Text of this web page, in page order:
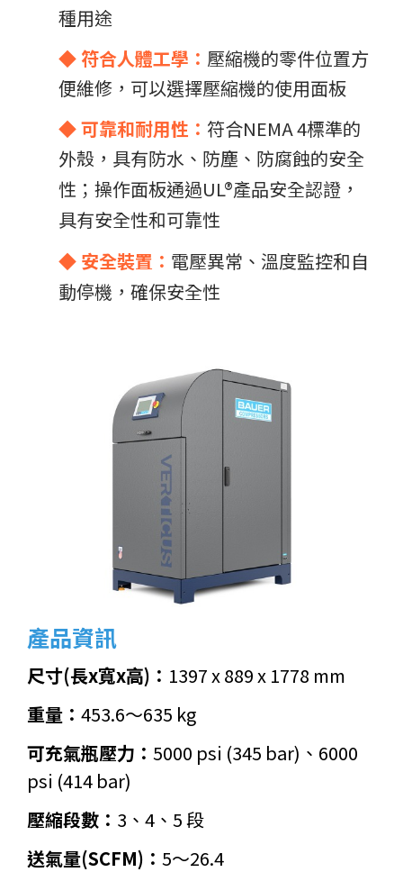
種用途
◆ 符合人體工學： 壓縮機的零件位置方
便維修，可以選擇壓縮機的使用面板
◆可靠和耐用性： 符合NEMA 4標準的
外殼，具有防水、防塵、防腐蝕的安全
性；操作面板通過UL®產品安全認證，
具有安全性和可靠性
◆ 安全裝置： 電壓異常、溫度監控和自
動停機，確保安全性
產品資訊
尺寸(長x寬x高)： 1397 x 889 x 1778 mm
重量： 453.6～635 kg
可充氣瓶壓力： 5000 psi (345 bar)、6000
psi (414 bar)
壓縮段數： 3、4、5 段
送氣量(SCFM)： 5～26.4